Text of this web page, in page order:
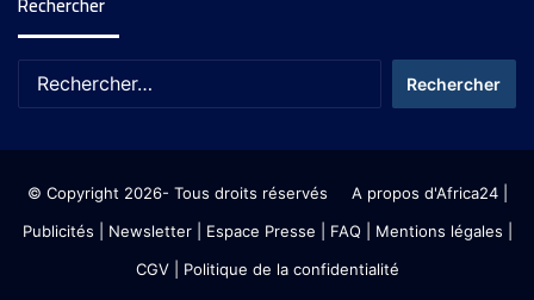
© Copyright 2026- Tous droits réservés A propos d'Africa24|
Publicités
Newsletter| Espace Presse | FAQ | Mentions légales
CGV| Politique de la confidentialité